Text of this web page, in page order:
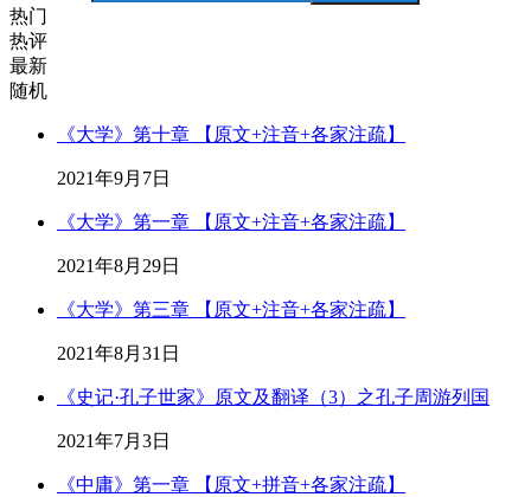
热门
热评
最新
随机
《大学》第十章 【原文+注音+各家注疏】
2021年9月7日
《大学》第一章 【原文+注音+各家注疏】
2021年8月29日
《大学》第三章 【原文+注音+各家注疏】
2021年8月31日
《史记·孔子世家》原文及翻译（3）之孔子周游列国
2021年7月3日
《中庸》第一章 【原文+拼音+各家注疏】